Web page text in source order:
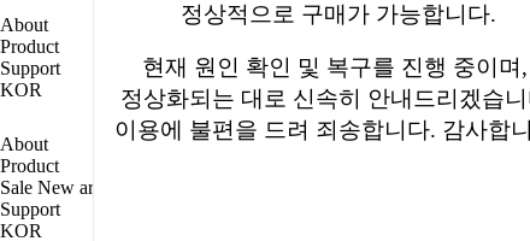
정상적으로 구매가 가능합니다.
현재 원인 확인 및 복구를 진행 중이며,
정상화되는 대로 신속히 안내드리겠습
이용에 불편을 드려 죄송합니다. 감사합
About
Product
Support
KOR
About
Product
Sale New arrival
Support
KOR